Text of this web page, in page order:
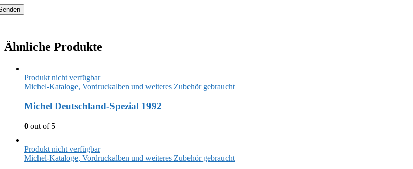
Ähnliche Produkte
Produkt nicht verfügbar
Michel-Kataloge, Vordruckalben und weiteres Zubehör gebraucht
Michel Deutschland-Spezial 1992
0 out of 5
Produkt nicht verfügbar
Michel-Kataloge, Vordruckalben und weiteres Zubehör gebraucht